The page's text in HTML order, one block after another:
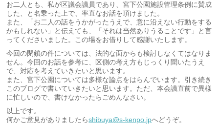
お二人とも、私が区議会議員であり、宮下公園施設管理条例に賛成
した、と名乗った上で、率直なお話を頂けました。
また、「お二人の話をうかがったうえで、意に沿えない行動をする
かもしれない」と伝えても、「それは当然ありうることです」と言
ってくださいました。この場をお借りして感謝いたします。
今回の閉鎖の件については、法的な面からも検討しなくてはなりま
せん。今回のお話を参考に、区側の考え方もじっくり聞いたうえ
で、対応を考えていきたいと思います。
また、宮下公園については多様な論点をはらんでいます。引き続き
このブログで書いていきたいと思います。ただ、本会議直前で異様
に忙しいので、書けなかったらごめんなさい。
以上です。
何かご意見がありましたらshibuya@s-kenpo.jpへどうぞ。